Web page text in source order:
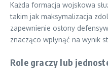
Każda formacja wojskowa
takim jak maksymalizacja
zapewnienie osłony
znacząco wpłynąć na wynik
Role graczy lub